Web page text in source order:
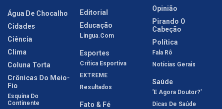
Água De Chocalho
Cidades
Ciência
Clima
Coluna Torta
Crônicas Do Meio-
Fio
Esquina Do
Continente
Editorial
Educação
Língua.com
Esportes
Crítica Esportiva
EXTREME
Resultados
Fato & Fé
Opinião
Pirando O
Cabeção
Política
Fala Rô
Notícias Gerais
Saúde
'E Agora Doutor?'
Dicas De Saúde